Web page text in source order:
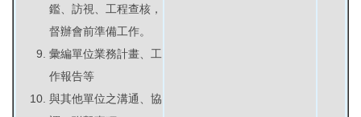
鑑、訪視、工程查核，
督辦會前準備工作。
彙編單位業務計畫、工
作報告等
與其他單位之溝通、協